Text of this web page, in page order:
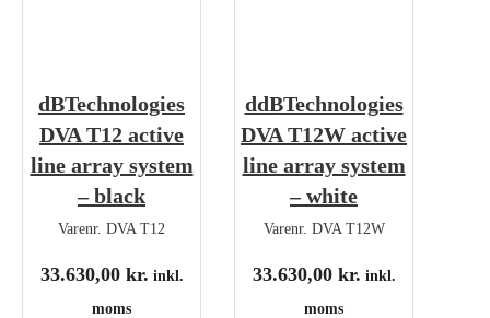
dBTechnologies
DVA T12 active
line array system
– black
Varenr. DVA T12
33.630,00 kr. inkl.
moms
ddBTechnologies
DVA T12W active
line array system
– white
Varenr. DVA T12W
33.630,00 kr. inkl.
moms